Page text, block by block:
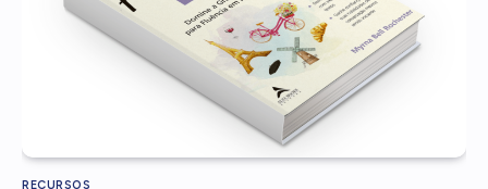
RECURSOS